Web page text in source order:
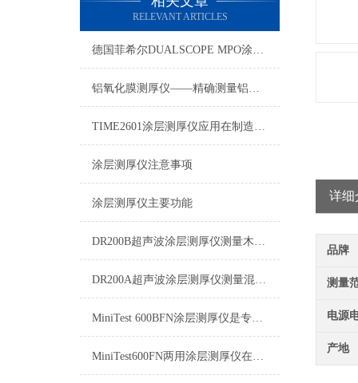
RELEVANT ARTICLES
德国菲希尔DUALSCOPE MPO涂层测厚仪如何更改测量单位
铝氧化膜测厚仪——精确测量铝制品质量保障
TIME2601涂层测厚仪应用在制造业、金属加工业、化工业
涂层测厚仪注意事项
涂层测厚仪主要功能
DR200B超声波涂层测厚仪测量木材、塑料、玻璃表面涂层厚度
DR200A超声波涂层测厚仪测量混凝土（水泥）表面涂层厚度
MiniTest 600BFN涂层测厚仪是专为无损测量涂层厚度的。
MiniTest600FN两用涂层测厚仪在磁性和非磁性基体上自动转换
详细
品牌
测量
电源
产地